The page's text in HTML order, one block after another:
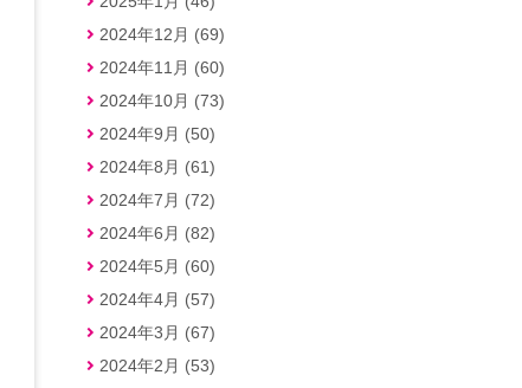
2024年12月 (69)
2024年11月 (60)
2024年10月 (73)
2024年9月 (50)
2024年8月 (61)
2024年7月 (72)
2024年6月 (82)
2024年5月 (60)
2024年4月 (57)
2024年3月 (67)
2024年2月 (53)